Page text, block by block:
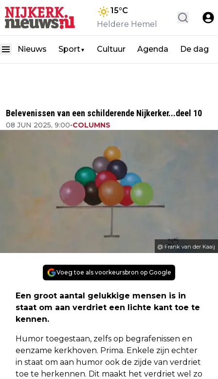
15°C
Heldere Hemel
Nieuws Sport▼ Cultuur Agenda De dag
Belevenissen van een schilderende Nijkerker...deel 10
08 JUN 2025, 9:00•COLUMNS
@ Frank van der Kaaij
Voeg toe als voorkeursbron op Google
Een groot aantal gelukkige mensen is in
staat om aan verdriet een lichte kant toe te
kennen.
Humor toegestaan, zelfs op begrafenissen en
eenzame kerkhoven. Prima. Enkele zijn echter
in staat om aan humor ook de zijde van verdriet
toe te herkennen. Dit maakt het verdriet wel zo